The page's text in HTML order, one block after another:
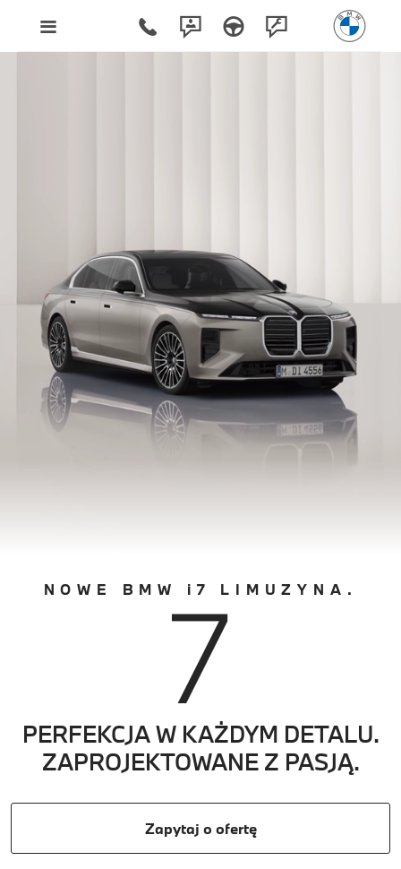
NOWE BMW i7 LIMUZYNA.
7
PERFEKCJA W KAŻDYM DETALU.
ZAPROJEKTOWANE Z PASJĄ.
Zapytaj o ofertę
Poznaj BMW i7
0
1
0
1